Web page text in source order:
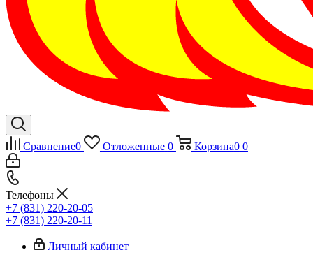
Сравнение0 Отложенные 0 Корзина0 0
Телефоны
+7 (831) 220-20-05
+7 (831) 220-20-11
Личный кабинет